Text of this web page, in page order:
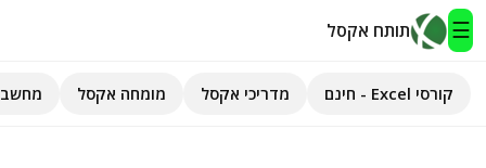
☰ תותח אקסל
קורסי Excel - חינם מדריכי אקסל מומחה אקסל